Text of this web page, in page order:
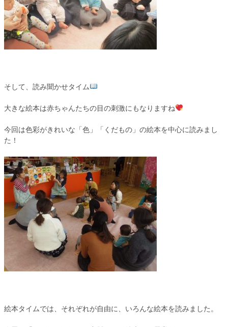
そして、読み聞かせタイム
大きな絵本は赤ちゃんたちの目の刺激にもなりますね
今回は色彩がきれいな「色」「くだもの」の絵本を中心に読みまし
た！
絵本タイムでは、それぞれが自由に、いろんな絵本を読みました。